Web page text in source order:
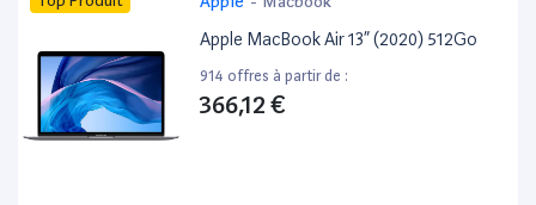
Apple MacBook Air 13” (2020) 512Go
914 offres à partir de :
366,12 €